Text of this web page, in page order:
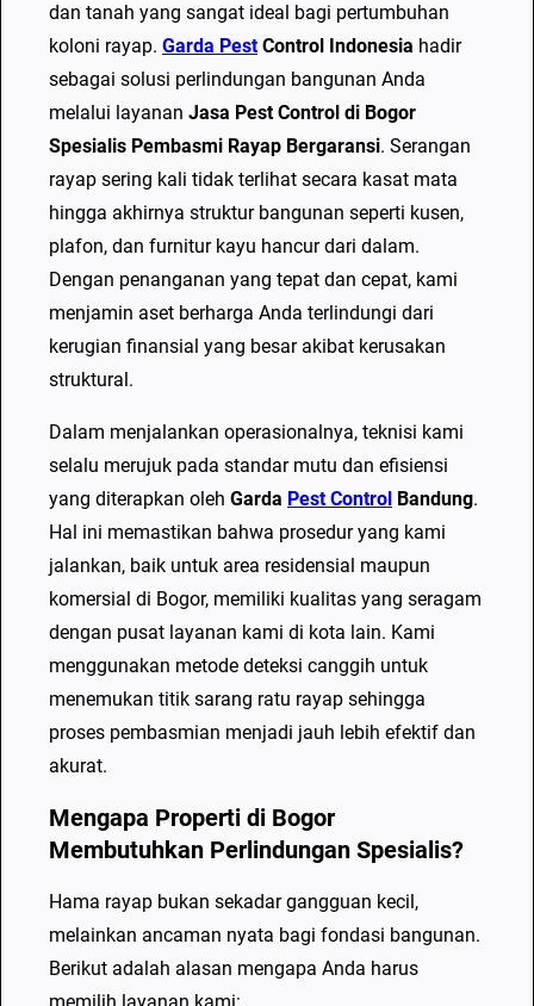
dan tanah yang sangat ideal bagi pertumbuhan
koloni rayap. Garda PestControl Indonesia hadir
sebagai solusi perlindungan bangunan Anda
melalui layanan Jasa Pest Control di Bogor
Spesialis Pembasmi Rayap Bergaransi. Serangan
rayap sering kali tidak terlihat secara kasat mata
hingga akhirnya struktur bangunan seperti kusen,
plafon, dan furnitur kayu hancur dari dalam.
Dengan penanganan yang tepat dan cepat, kami
menjamin aset berharga Anda terlindungi dari
kerugian finansial yang besar akibat kerusakan
struktural.
Dalam menjalankan operasionalnya, teknisi kami
selalu merujuk pada standar mutu dan efisiensi
yang diterapkan oleh Garda Pest Control Bandung.
Hal ini memastikan bahwa prosedur yang kami
jalankan, baik untuk area residensial maupun
komersial di Bogor, memiliki kualitas yang seragam
dengan pusat layanan kami di kota lain. Kami
menggunakan metode deteksi canggih untuk
menemukan titik sarang ratu rayap sehingga
proses pembasmian menjadi jauh lebih efektif dan
akurat.
Mengapa Properti di Bogor
Membutuhkan Perlindungan Spesialis?
Hama rayap bukan sekadar gangguan kecil,
melainkan ancaman nyata bagi fondasi bangunan.
Berikut adalah alasan mengapa Anda harus